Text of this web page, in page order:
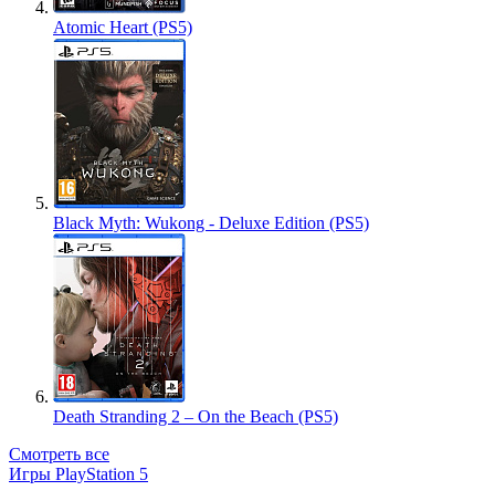
Atomic Heart (PS5)
Black Myth: Wukong - Deluxe Edition (PS5)
Death Stranding 2 – On the Beach (PS5)
Смотреть все
Игры PlayStation 5